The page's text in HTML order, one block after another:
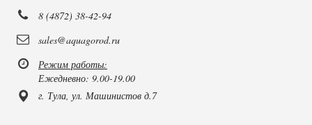
8 (4872) 38-42-94
sales@aquagorod.ru
Режим работы:
Ежедневно: 9.00-19.00
г. Тула, ул. Машинистов д.7